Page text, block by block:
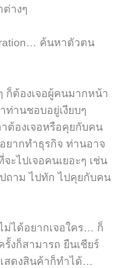
ต่างๆ
ก็ต้องเจอผู้คนมากหน้า
านชอบอยู่เงียบๆ
ต้องเจอหรือคุยกับคน
ากทำธุรกิจ ท่านอาจ
ะไปเจอคนเยอะๆ เช่น
ถาม ไปทัก ไปคุยกับคน
ม่ได้อยากเจอใคร… ก็
งก็สามารถ ยืนเชียร์
สดงสินค้าก็ทำได้…